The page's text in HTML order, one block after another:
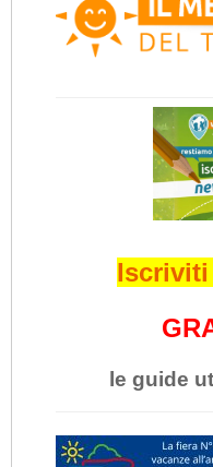
Iscriviti
le guide